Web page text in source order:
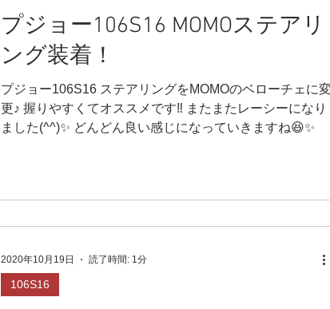
プジョー106S16 MOMOステアリ
ング装着！
プジョー106S16 ステアリングをMOMOのベローチェに
更♪ 握りやすくてオススメです‼️ またまたレーシーになり
ました(^^)✨ どんどん良い感じになっていきますね😆✨
106S16
2020年10月19日 読了時間: 1分